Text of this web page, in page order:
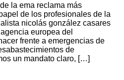
la ema reclama más
de los profesionales de la
nicolás gonzález casares
europea del
frente a emergencias de
de
un mandato claro, […]